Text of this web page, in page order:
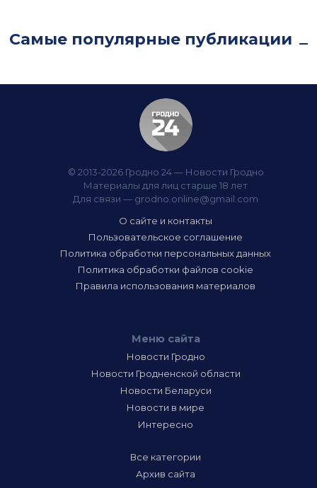
Самые популярные публикации
© 2013-2026 Гродно 24 — Новости Гродно
Материалы для лиц старше 18 лет
Для связи — grodno.online@gmail.com
О сайте и контакты
Пользовательское соглашение
Политика обработки персональных данных
Политика обработки файлов cookie
Правила использования материалов
Меню сайта
Новости Гродно
Новости Гродненской области
Новости Беларуси
Новости в мире
Интересно
Все категории
Архив сайта